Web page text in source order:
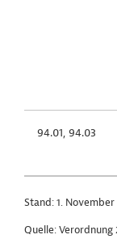
94.01, 94.03
Stand: 1.
Quelle: